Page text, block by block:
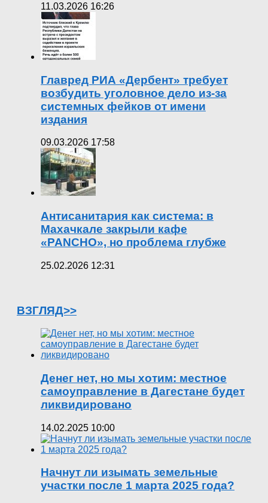
11.03.2026 16:26
Главред РИА «Дербент» требует
возбудить уголовное дело из-за
системных фейков от имени
издания
09.03.2026 17:58
Антисанитария как система: в
Махачкале закрыли кафе
«PANCHO», но проблема глубже
25.02.2026 12:31
ВЗГЛЯД>>
Денег нет, но мы хотим: местное
самоуправление в Дагестане будет
ликвидировано
14.02.2025 10:00
Начнут ли изымать земельные
участки после 1 марта 2025 года?